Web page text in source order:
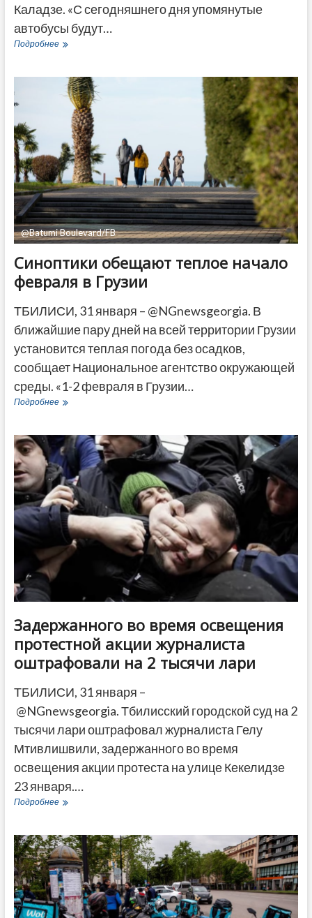
Каладзе. «С сегодняшнего дня упомянутые
автобусы будут…
ПодробнееДевять
метровых
автобусов
начали
обслуживать
пассажиров
в
Тбилиси
@Batumi Boulevard/FB
Синоптики обещают теплое начало
февраля в Грузии
ТБИЛИСИ, 31 января – @NGnewsgeorgia. В
ближайшие пару дней на всей территории Грузии
установится теплая погода без осадков,
сообщает Национальное агентство окружающей
среды. «1-2 февраля в Грузии…
ПодробнееСиноптики
начало
февраля
в
Грузии
Задержанного во время освещения
протестной акции журналиста
оштрафовали на 2 тысячи лари
ТБИЛИСИ, 31 января –
@NGnewsgeorgia. Тбилисский городской суд на 2
тысячи лари оштрафовал журналиста Гелу
Мтивлишвили, задержанного во время
освещения акции протеста на улице Кекелидзе
23 января.…
ПодробнееЗадержанного
освещения
протестной
акции
журналиста
оштрафовали
на
2